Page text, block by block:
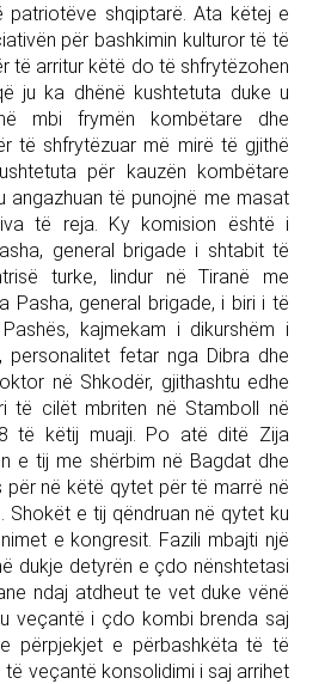
patriotëve shqiptarë. Ata këtej e
për bashkimin kulturor të të
të arritur këtë do të shfrytëzohen
ju ka dhënë kushtetuta duke u
mbi frymën kombëtare dhe
të shfrytëzuar më mirë të gjithë
për kauzën kombëtare
angazhuan të punojnë me masat
të reja. Ky komision është i
general brigade i shtabit të
turke, lindur në Tiranë me
Pasha, general brigade, i biri i të
kajmekam i dikurshëm i
personalitet fetar nga Dibra dhe
në Shkodër, gjithashtu edhe
të cilët mbriten në Stamboll në
të këtij muaji. Po atë ditë Zija
e tij me shërbim në Bagdat dhe
për në këtë qytet për të marrë në
Shokët e tij qëndruan në qytet ku
e kongresit. Fazili mbajti një
dukje detyrën e çdo nënshtetasi
ndaj atdheut te vet duke vënë
veçantë i çdo kombi brenda saj
përpjekjet e përbashkëta të të
të veçantë konsolidimi i saj arrihet